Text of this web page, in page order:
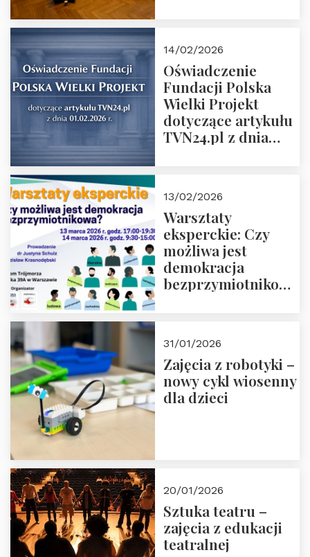
14/02/2026
Oświadczenie
Fundacji Polska
Wielki Projekt
dotyczące artykułu
TVN24.pl z dnia
13/02/2026
Warsztaty
eksperckie: Czy
możliwa jest
demokracja
bezprzymiotnikowa?
31/01/2026
Zajęcia z robotyki –
nowy cykl wiosenny
dla dzieci
20/01/2026
Sztuka teatru –
zajęcia z edukacji
teatralnej